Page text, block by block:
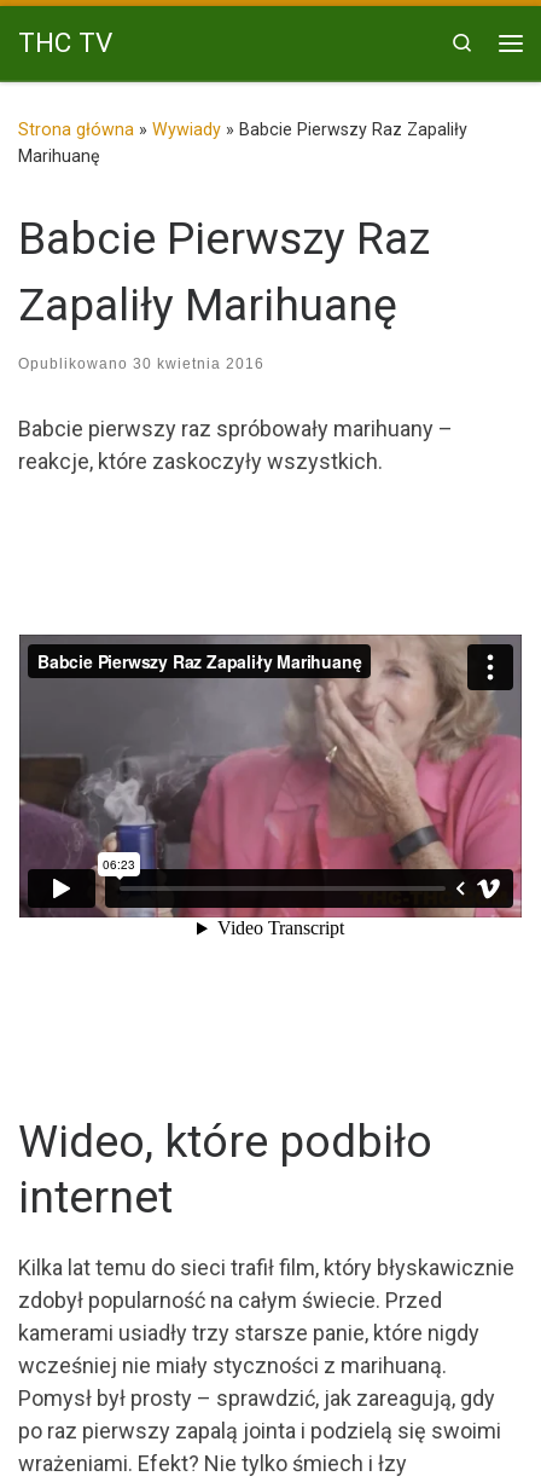
Przejdź do treści
THC TV
Search
Strona główna » Wywiady » Babcie Pierwszy Raz Zapaliły
Marihuanę
Babcie Pierwszy Raz
Zapaliły Marihuanę
Opublikowano 30 kwietnia 2016
Babcie pierwszy raz spróbowały marihuany –
reakcje, które zaskoczyły wszystkich.
Wideo, które podbiło
internet
Kilka lat temu do sieci trafił film, który błyskawicznie
zdobył popularność na całym świecie. Przed
kamerami usiadły trzy starsze panie, które nigdy
wcześniej nie miały styczności z marihuaną.
Pomysł był prosty – sprawdzić, jak zareagują, gdy
po raz pierwszy zapalą jointa i podzielą się swoimi
wrażeniami. Efekt? Nie tylko śmiech i łzy